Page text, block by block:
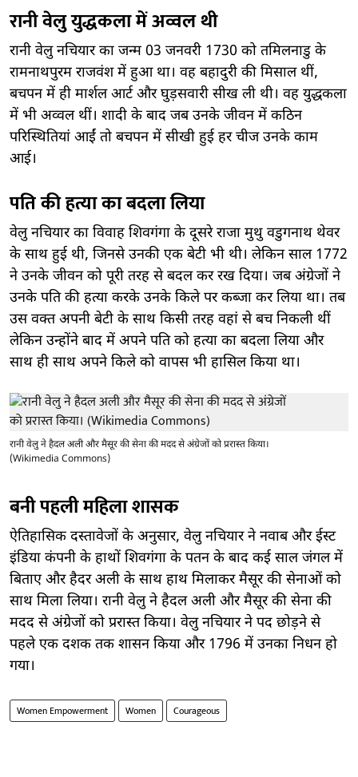
रानी वेलु युद्धकला में अव्वल थी
रानी वेलु नचियार का जन्म 03 जनवरी 1730 को तमिलनाडु के
रामनाथपुरम राजवंश में हुआ था। वह बहादुरी की मिसाल थीं,
बचपन में ही मार्शल आर्ट और घुड़सवारी सीख ली थी। वह युद्धकला
में भी अव्वल थीं। शादी के बाद जब उनके जीवन में कठिन
परिस्थितियां आईं तो बचपन में सीखी हुई हर चीज उनके काम
आई।
पति की हत्या का बदला लिया
वेलु नचियार का विवाह शिवगंगा के दूसरे राजा मुथु वडुगनाथ थेवर
के साथ हुई थी, जिनसे उनकी एक बेटी भी थी। लेकिन साल 1772
ने उनके जीवन को पूरी तरह से बदल कर रख दिया। जब अंग्रेजों ने
उनके पति की हत्या करके उनके किले पर कब्जा कर लिया था। तब
उस वक्त अपनी बेटी के साथ किसी तरह वहां से बच निकली थीं
लेकिन उन्होंने बाद में अपने पति को हत्या का बदला लिया और
साथ ही साथ अपने किले को वापस भी हासिल किया था।
रानी वेलु ने हैदल अली और मैसूर की सेना की मदद से अंग्रेजों को प्ररास्त किया।
(Wikimedia Commons)
बनी पहली महिला शासक
ऐतिहासिक दस्तावेजों के अनुसार, वेलु नचियार ने नवाब और ईस्ट
इंडिया कंपनी के हाथों शिवगंगा के पतन के बाद कई साल जंगल में
बिताए और हैदर अली के साथ हाथ मिलाकर मैसूर की सेनाओं को
साथ मिला लिया। रानी वेलु ने हैदल अली और मैसूर की सेना की
मदद से अंग्रेजों को प्ररास्त किया। वेलु नचियार ने पद छोड़ने से
पहले एक दशक तक शासन किया और 1796 में उनका निधन हो
गया।
Women Empowerment Women Courageous